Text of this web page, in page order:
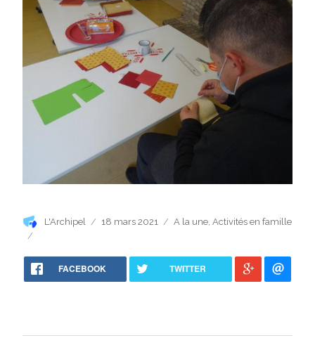
Auteur
L'Archipel
Publié
18 mars 2021 Catégories
A la une, Activités en famille
FACEBOOK TWITTER